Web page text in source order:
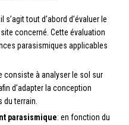
il s’agit tout d’abord d’évaluer le
concerné. Cette évaluation
parasismiques applicables
consiste à analyser le sol sur
d’adapter la conception
du terrain.
parasismique: en fonction du